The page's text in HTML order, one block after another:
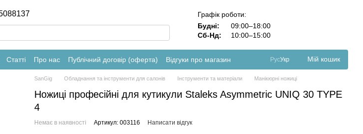
Графік роботи:
Будні:
09:00–18:00
Сб-Нд:
10:00–15:00
Статті Про нас Публічний договір (оферта) Відгуки про магазин РусУкр Мій кошик
SanGig Обладнання та інструменти для салонів Інструменти та матеріали Манікюрні ножиці
Ножиці професійні для кутикули Staleks Asymmetric UNIQ 30 TYPE
4
Немає в наявності Артикул: 003116 Написати відгук